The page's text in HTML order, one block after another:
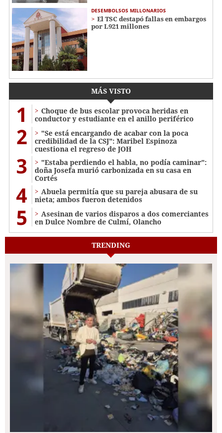
DESEMBOLSOS MILLONARIOS
El TSC destapó fallas en embargos
por L921 millones
MÁS VISTO
1
Choque de bus escolar provoca heridas en
conductor y estudiante en el anillo periférico
2
"Se está encargando de acabar con la poca
credibilidad de la CSJ": Maribel Espinoza
cuestiona el regreso de JOH
3
"Estaba perdiendo el habla, no podía caminar":
doña Josefa murió carbonizada en su casa en
Cortés
4
Abuela permitía que su pareja abusara de su
nieta; ambos fueron detenidos
5
Asesinan de varios disparos a dos comerciantes
en Dulce Nombre de Culmí, Olancho
TRENDING